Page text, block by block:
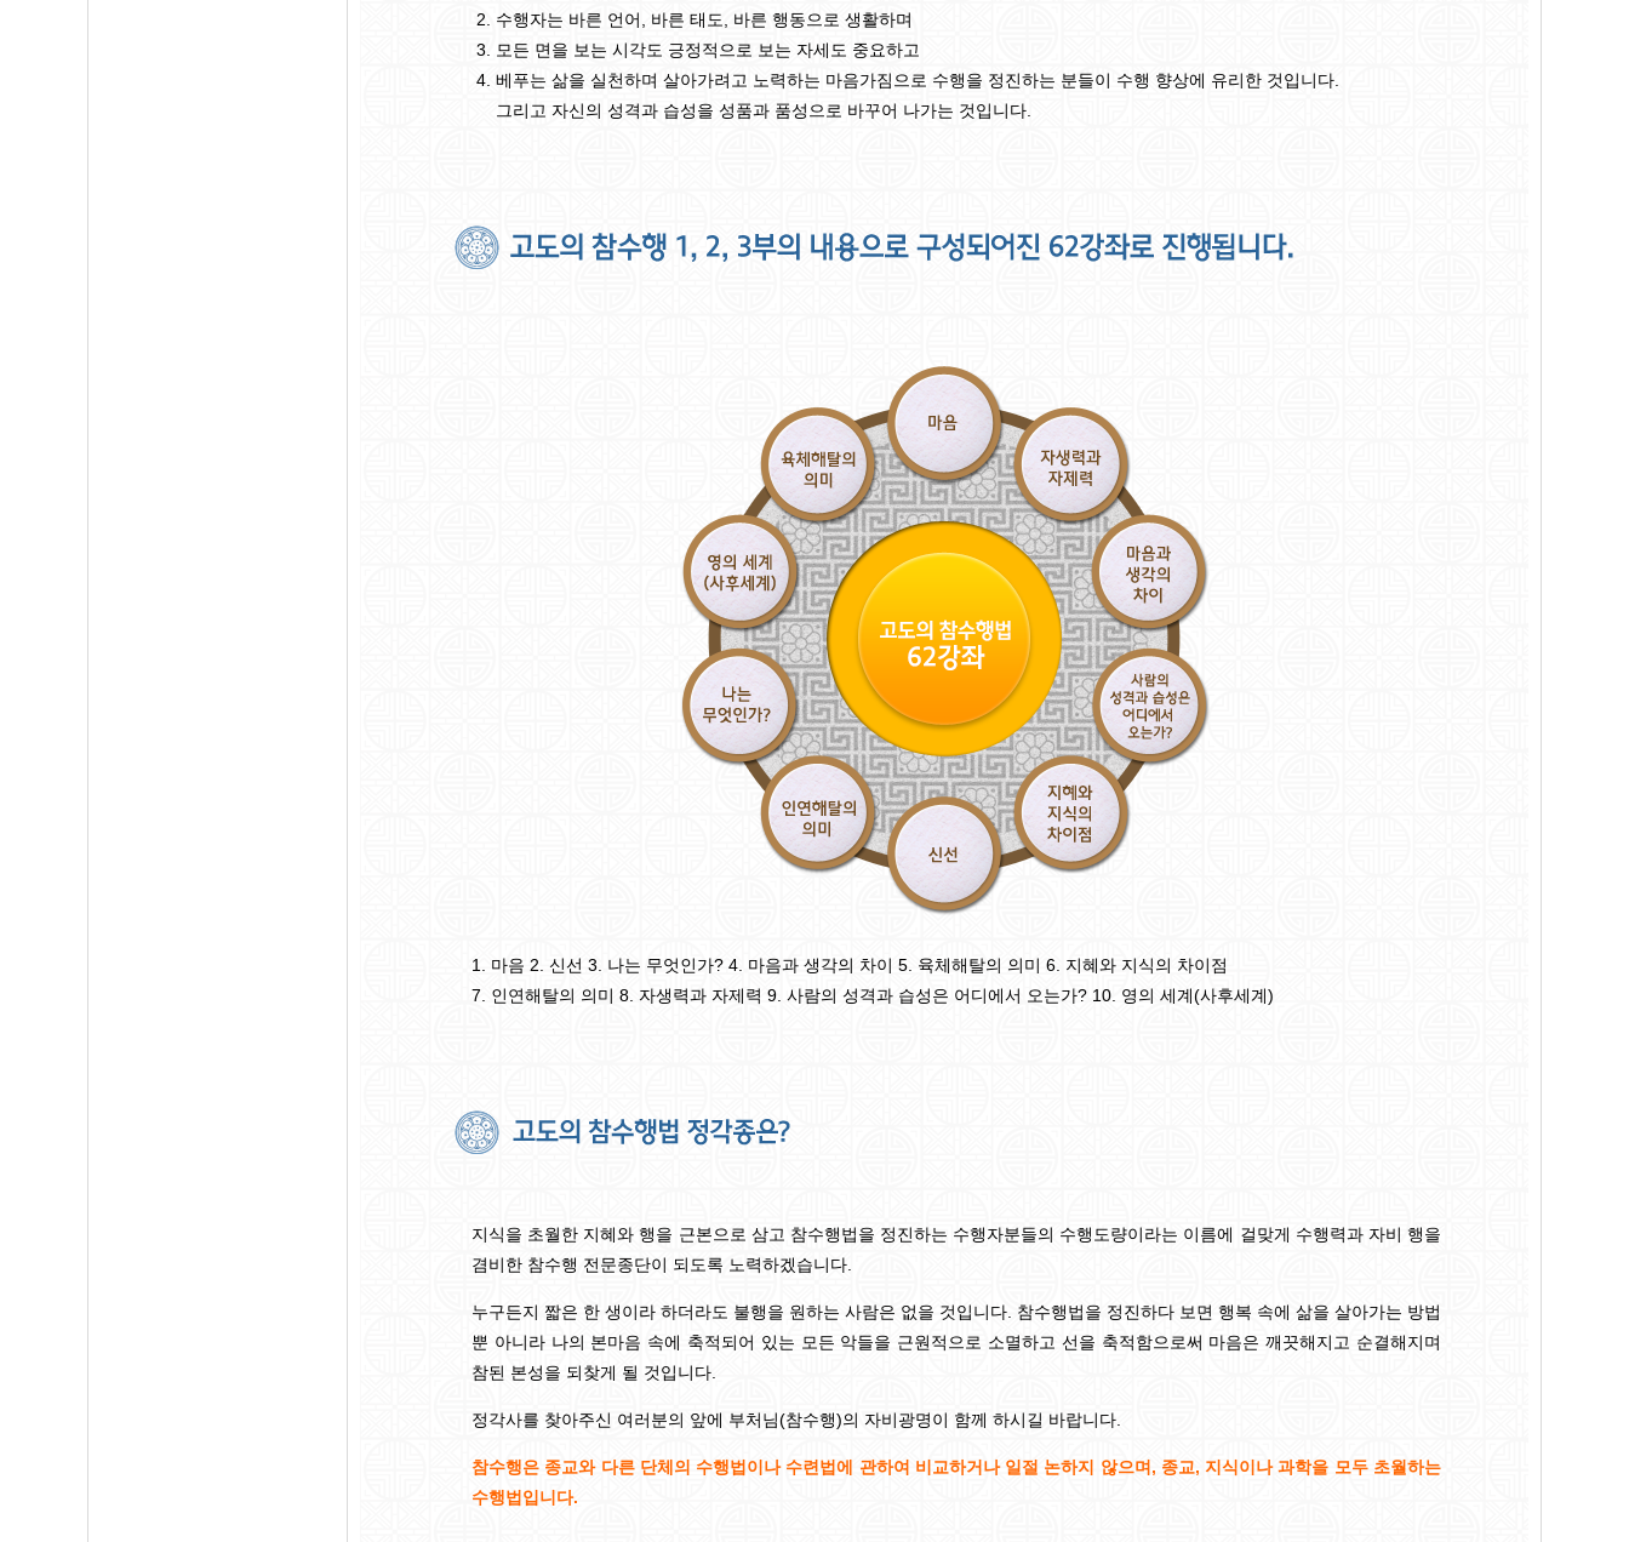
수행자는 바른 언어, 바른 태도, 바른 행동으로 생활하며
모든 면을 보는 시각도 긍정적으로 보는 자세도 중요하고
베푸는 삶을 실천하며 살아가려고 노력하는 마음가짐으로 수행을 정진하는 분들이 수행 향상에 유리한 것입니다.
그리고 자신의 성격과 습성을 성품과 품성으로 바꾸어 나가는 것입니다.
1. 마음 2. 신선 3. 나는 무엇인가? 4. 마음과 생각의 차이 5. 육체해탈의 의미 6. 지혜와 지식의 차이점
7. 인연해탈의 의미 8. 자생력과 자제력 9. 사람의 성격과 습성은 어디에서 오는가? 10. 영의 세계(사후세계)
지식을 초월한 지혜와 행을 근본으로 삼고 참수행법을 정진하는 수행자분들의 수행도량이라는 이름에 걸맞게 수행력과 자비 행을
겸비한 참수행 전문종단이 되도록 노력하겠습니다.
누구든지 짧은 한 생이라 하더라도 불행을 원하는 사람은 없을 것입니다. 참수행법을 정진하다 보면 행복 속에 삶을 살아가는 방법
뿐 아니라 나의 본마음 속에 축적되어 있는 모든 악들을 근원적으로 소멸하고 선을 축적함으로써 마음은 깨끗해지고 순결해지며
참된 본성을 되찾게 될 것입니다.
정각사를 찾아주신 여러분의 앞에 부처님(참수행)의 자비광명이 함께 하시길 바랍니다.
참수행은 종교와 다른 단체의 수행법이나 수련법에 관하여 비교하거나 일절 논하지 않으며, 종교, 지식이나 과학을 모두 초월하는
수행법입니다.